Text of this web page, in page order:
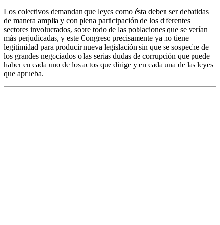
Los colectivos demandan que leyes como ésta deben ser debatidas
de manera amplia y con plena participación de los diferentes
sectores involucrados, sobre todo de las poblaciones que se verían
más perjudicadas, y este Congreso precisamente ya no tiene
legitimidad para producir nueva legislación sin que se sospeche de
los grandes negociados o las serias dudas de corrupción que puede
haber en cada uno de los actos que dirige y en cada una de las leyes
que aprueba.